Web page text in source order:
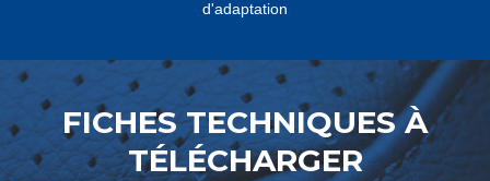
d'adaptation
FICHES TECHNIQUES À
TÉLÉCHARGER